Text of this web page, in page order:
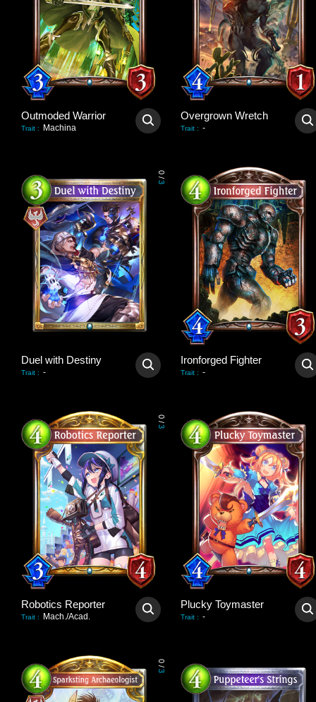
Outmoded Warrior
Trait : Machina
Overgrown Wretch
Trait : -
0
/
3
Duel with Destiny
Trait : -
Ironforged Fighter
Trait : -
0
/
3
Robotics Reporter
Trait : Mach./Acad.
Plucky Toymaster
Trait : -
0
/
3